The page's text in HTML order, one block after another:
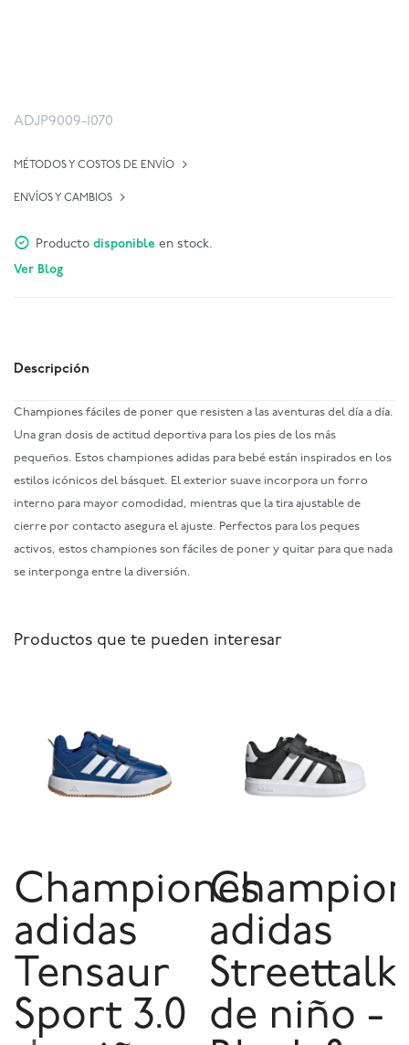
ADJP9009-1070
MÉTODOS Y COSTOS DE ENVÍO
ENVÍOS Y CAMBIOS
Producto disponible en stock.
Ver Blog
Descripción
Championes fáciles de poner que resisten a las aventuras del día a día.
Una gran dosis de actitud deportiva para los pies de los más
pequeños. Estos championes adidas para bebé están inspirados en los
estilos icónicos del básquet. El exterior suave incorpora un forro
interno para mayor comodidad, mientras que la tira ajustable de
cierre por contacto asegura el ajuste. Perfectos para los peques
activos, estos championes son fáciles de poner y quitar para que nada
se interponga entre la diversión.
Productos que te pueden interesar
Championes
adidas
Tensaur
Sport 3.0
adidas
Streettalk
de niño -